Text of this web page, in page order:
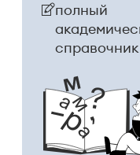
полный
справочник